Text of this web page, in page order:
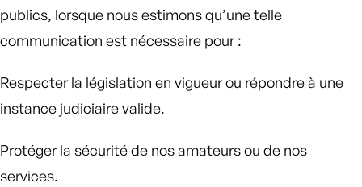
publics, lorsque nous estimons qu’une telle
communication est nécessaire pour :
Respecter la législation en vigueur ou répondre à une
instance judiciaire valide.
Protéger la sécurité de nos amateurs ou de nos
services.